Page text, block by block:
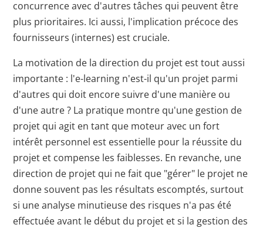
concurrence avec d'autres tâches qui peuvent être
plus prioritaires. Ici aussi, l'implication précoce des
fournisseurs (internes) est cruciale.
La motivation de la direction du projet est tout aussi
importante : l'e-learning n'est-il qu'un projet parmi
d'autres qui doit encore suivre d'une manière ou
d'une autre ? La pratique montre qu'une gestion de
projet qui agit en tant que moteur avec un fort
intérêt personnel est essentielle pour la réussite du
projet et compense les faiblesses. En revanche, une
direction de projet qui ne fait que "gérer" le projet ne
donne souvent pas les résultats escomptés, surtout
si une analyse minutieuse des risques n'a pas été
effectuée avant le début du projet et si la gestion des